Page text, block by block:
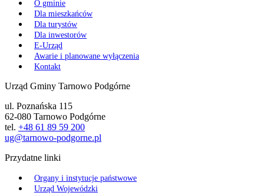
O gminie
Dla mieszkańców
Dla turystów
Dla inwestorów
E-Urząd
Awarie i planowane wyłączenia
Kontakt
Urząd Gminy Tarnowo Podgórne
ul. Poznańska 115
62-080 Tarnowo Podgórne
tel. +48 61 89 59 200
ug@tarnowo-podgorne.pl
Przydatne linki
Organy i instytucje państwowe
Urząd Wojewódzki